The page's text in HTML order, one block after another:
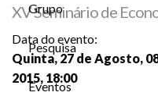
Grupo
Pesquisa
Eventos
XV Seminário de
Data do evento:
Quinta, 27 de Agosto,
2015, 18:00